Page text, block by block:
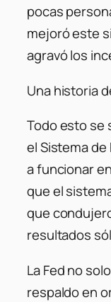
pocas
mejoró este
agravó los
Una historia
Todo esto se
el Sistema de
a funcionar
que el
que
resultados
La Fed no
respaldo en